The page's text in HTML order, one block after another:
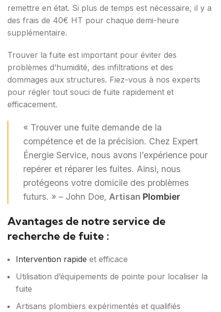
remettre en état. Si plus de temps est nécessaire, il y a
des frais de 40€ HT pour chaque demi-heure
supplémentaire.
Trouver la fuite est important pour éviter des
problèmes d’humidité, des infiltrations et des
dommages aux structures. Fiez-vous à nos experts
pour régler tout souci de fuite rapidement et
efficacement.
« Trouver une fuite demande de la
compétence et de la précision. Chez Expert
Énergie Service, nous avons l’expérience pour
repérer et réparer les fuites. Ainsi, nous
protégeons votre domicile des problèmes
futurs. » – John Doe, Artisan Plombier
Avantages de notre service de
recherche de fuite :
Intervention rapide et efficace
Utilisation d’équipements de pointe pour localiser la
fuite
Artisans plombiers expérimentés et qualifiés